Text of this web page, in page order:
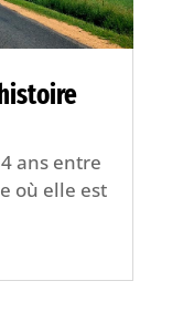
ans entre
où elle est